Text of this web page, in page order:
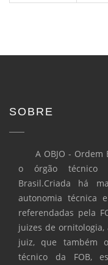
SOBRE
A OBJO -
o órgão técnico
Brasil.Criada há
autonomia técnica
referendadas pela
juizes de
juiz, que também
técnico da FOB,